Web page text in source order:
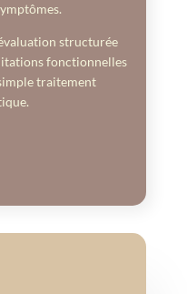
structurée
fonctionnelles
traitement